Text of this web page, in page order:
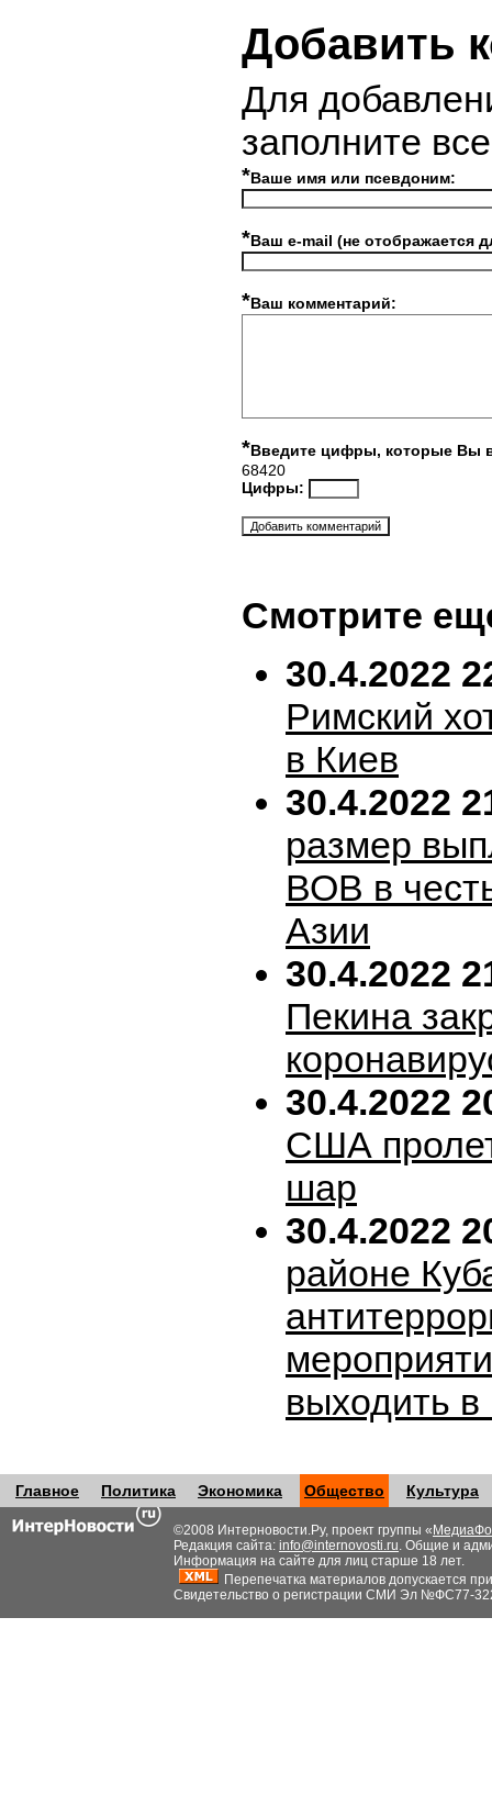
Добавить
Для
заполните
*Ваше имя или псевдоним:
*Ваш e-mail (не отображается
*Ваш комментарий:
*Введите цифры, которые Вы
68420
Цифры:
Смотрите
30.4.2022
Римский
в Киев
30.4.2022
размер
ВОВ в
Азии
30.4.2022
Пекина
30.4.2022
США
шар
30.4.2022
районе
выходить
Главное Политика Экономика Общество Культура
©2008 Интерновости.Ру, проект группы «
Редакция сайта: info@internovosti.ru. Общие и
Информация на сайте для лиц старше 18 лет.
Перепечатка материалов допускается
Свидетельство о регистрации СМИ Эл №ФС77-